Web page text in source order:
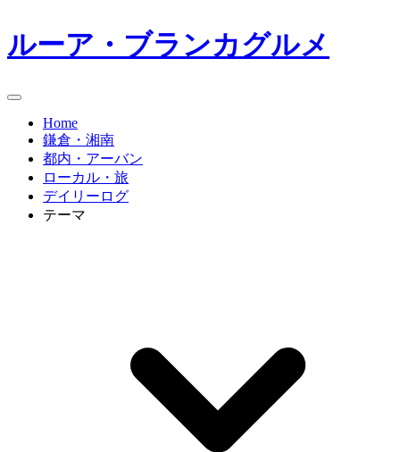
ルーア・ブランカグルメ
Home
鎌倉・湘南
都内・アーバン
ローカル・旅
デイリーログ
テーマ